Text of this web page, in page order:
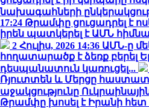
նախագահների
17:24 Թրամփը ցուցադրել է
իրեն պատկերել է ԱՄՆ
2 Հուլիս, 2026 14:36 ԱՄՆ-ը
հողատարածք է ձեռք բերել
դեսպանատուն կառուցել...
Ռյուտտեն և Մերցը
աջակցությունը
Թրամփը խոսել է Իրանի